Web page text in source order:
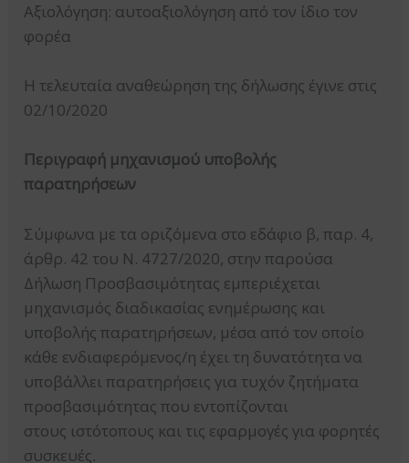
Αξιολόγηση: αυτοαξιολόγηση από τον ίδιο τον
φορέα
Η τελευταία αναθεώρηση της δήλωσης έγινε στις
02/10/2020
Περιγραφή μηχανισμού υποβολής
παρατηρήσεων
Σύμφωνα με τα οριζόμενα στο εδάφιο β, παρ. 4,
άρθρ. 42 του Ν. 4727/2020, στην παρούσα
Δήλωση Προσβασιμότητας εμπεριέχεται
μηχανισμός διαδικασίας ενημέρωσης και
υποβολής παρατηρήσεων, μέσα από τον οποίο
κάθε ενδιαφερόμενος/η έχει τη δυνατότητα να
υποβάλλει παρατηρήσεις για τυχόν ζητήματα
προσβασιμότητας που εντοπίζονται
στους ιστότοπους και τις εφαρμογές για φορητές
συσκευές.